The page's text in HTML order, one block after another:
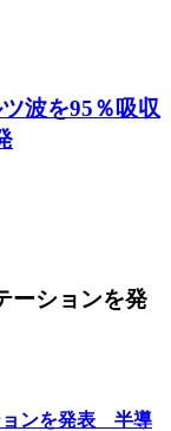
波を95％吸収
ーションを発
ョンを発表 半導